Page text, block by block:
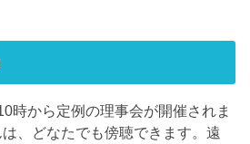
から定例の理事会が開催されま
、どなたでも傍聴できます。遠